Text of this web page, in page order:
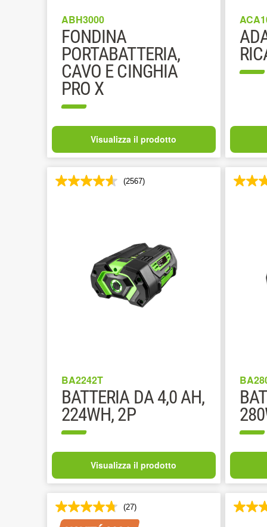
ABH3000
FONDINA
PORTABATTERIA,
CAVO E CINGHIA
PRO X
Visualizza il prodotto
(2567)
BA2242T
BATTERIA DA 4,0 AH,
224WH, 2P
Visualizza il prodotto
(27)